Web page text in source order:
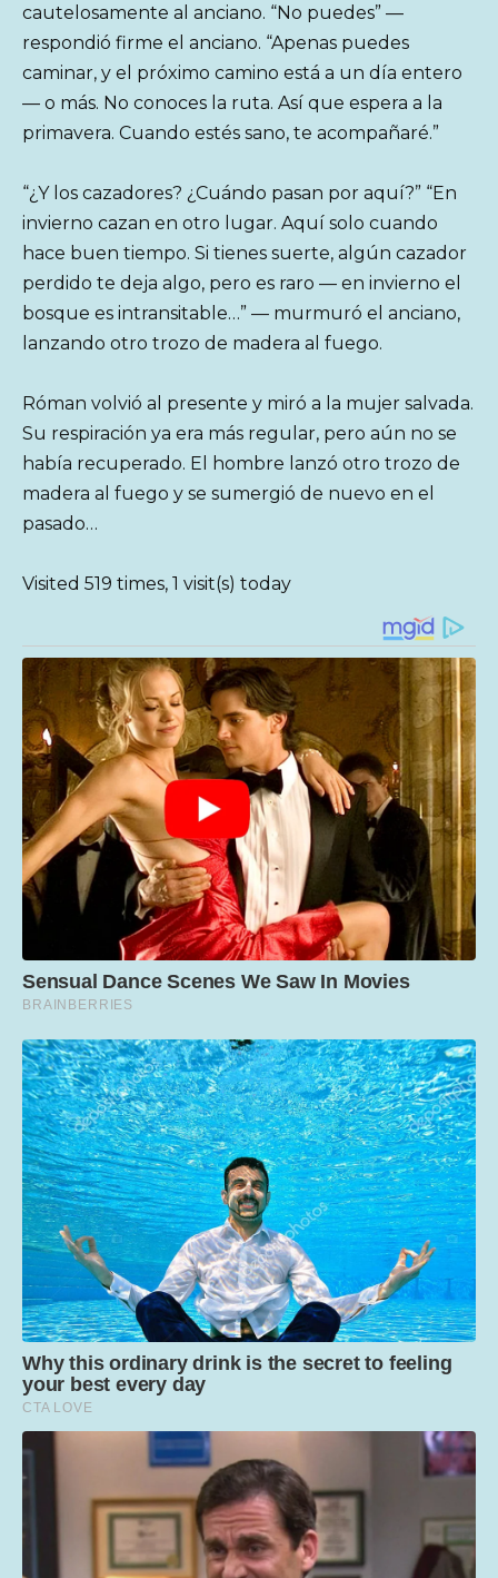
cautelosamente al anciano. “No puedes” —
respondió firme el anciano. “Apenas puedes
caminar, y el próximo camino está a un día entero
— o más. No conoces la ruta. Así que espera a la
primavera. Cuando estés sano, te acompañaré.”
“¿Y los cazadores? ¿Cuándo pasan por aquí?” “En
invierno cazan en otro lugar. Aquí solo cuando
hace buen tiempo. Si tienes suerte, algún cazador
perdido te deja algo, pero es raro — en invierno el
bosque es intransitable…” — murmuró el anciano,
lanzando otro trozo de madera al fuego.
Róman volvió al presente y miró a la mujer salvada.
Su respiración ya era más regular, pero aún no se
había recuperado. El hombre lanzó otro trozo de
madera al fuego y se sumergió de nuevo en el
pasado…
Visited 519 times, 1 visit(s) today